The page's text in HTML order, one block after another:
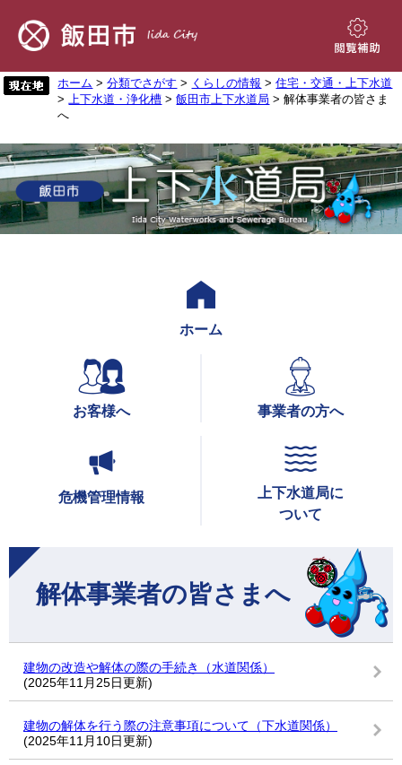
先
す。
を
し
て
本
文
へ
閲
補
助
ホーム >分類でさがす > くらしの情報 >住宅・交通・上下水道
>上下水道・浄化槽 >飯田市上下水道局 > 解体事業者の皆さま
へ
ホーム
お客様へ 事業者の方へ
危機管理情報
上下水道局に
ついて
文
解体事業者の皆さまへ
建物の改造や解体の際の手続き（水道関係）
(2025年11月25日更新)
建物の解体を行う際の注意事項について（下水道関係）
(2025年11月10日更新)